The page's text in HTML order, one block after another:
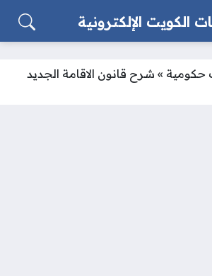
الكويت الإلكترونية
حكومية » شرح قانون الاقامة الجديد